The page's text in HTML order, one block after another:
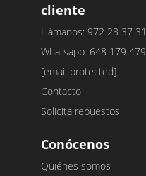
cliente
Llámanos: 972 23 37 31
Whatsapp: 648 179 479
[email protected]
Contacto
Solicita repuestos
Conócenos
Quiénes somos